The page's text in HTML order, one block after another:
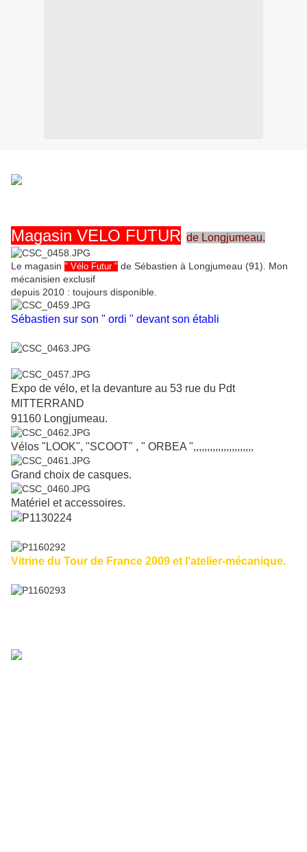
Magasin VELO FUTUR de Longjumeau.
Le magasin " Vélo Futur " de Sébastien à Longjumeau (91). Mon
mécanisien exclusif
depuis 2010 : toujours disponible.
Sébastien sur son " ordi " devant son établi
Expo de vélo, et la devanture au 53 rue du Pdt
MITTERRAND
91160 Longjumeau.
Vélos "LOOK", "SCOOT" , " ORBEA ",,,,,,,,,,,,,,,,,,,,,,
Grand choix de casques.
Matériel et accessoires.
Vitrine du Tour de France 2009 et l'atelier-mécanique.